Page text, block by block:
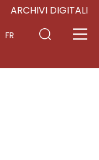
ARCHIVI DIGITALI
FR